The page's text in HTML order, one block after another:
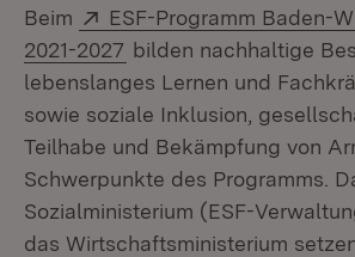
Beim Extern:
ESF-Programm Baden-
2021-2027 (Öffnet in neuem
bilden nachhaltige
lebenslanges Lernen und
sowie soziale Inklusion,
Teilhabe und Bekämpfung von
Schwerpunkte des Programms.
Sozialministerium (ESF-
das Wirtschaftsministerium